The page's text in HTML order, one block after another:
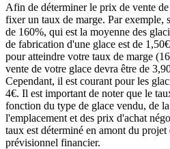
Afin de déterminer le prix de vente
fixer un taux de marge. Par exemple,
de 160%, qui est la moyenne des
de fabrication d'une glace est de
pour atteindre votre taux de marge
vente de votre glace devra être de
Cependant, il est courant pour les
4€. Il est important de noter que le
fonction du type de glace vendu, de
l'emplacement et des prix d'achat
taux est déterminé en amont du projet
prévisionnel financier.